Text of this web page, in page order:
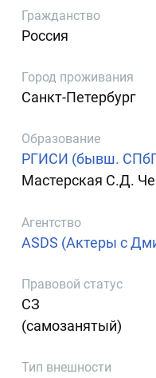
Гражданство
Россия
Город проживания
Санкт-Петербург
Образование
РГИСИ (бывш.
Мастерская С.Д.
Агентство
ASDS (Актеры с
Правовой статус
СЗ
(самозанятый)
Тип внешности